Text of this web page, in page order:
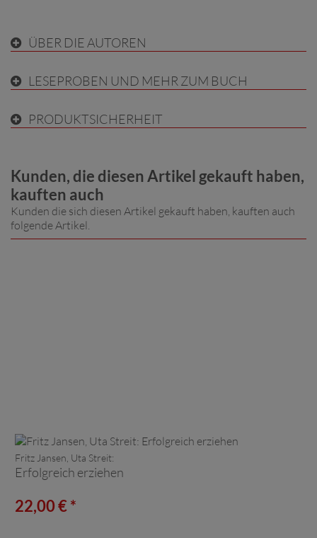
ÜBER DIE AUTOREN
LESEPROBEN UND MEHR ZUM BUCH
PRODUKTSICHERHEIT
Kunden, die diesen Artikel gekauft haben,
kauften auch
Kunden die sich diesen Artikel gekauft haben, kauften auch
folgende Artikel.
Fritz Jansen, Uta Streit:
Erfolgreich erziehen
22,00 € *